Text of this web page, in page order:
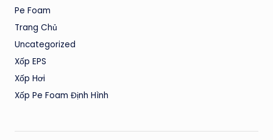
Pe Foam
Trang Chủ
Uncategorized
Xốp EPS
Xốp Hơi
Xốp Pe Foam Định Hình